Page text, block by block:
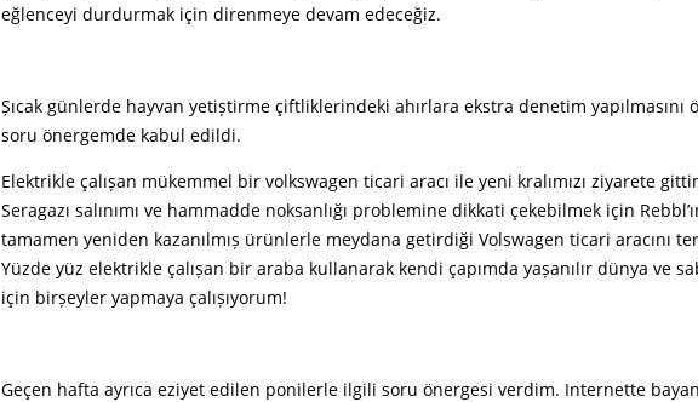
eğlenceyi durdurmak için direnmeye devam edeceğiz.
Șıcak günlerde hayvan yetiștirme çiftliklerindeki ahırlara ekstra denetim yapılmasını
soru önergemde kabul edildi.
Elektrikle çalıșan mükemmel bir volkswagen ticari aracı ile yeni kralımızı ziyarete
Seragazı salınımı ve hammadde noksanlığı problemine dikkati çekebilmek için
tamamen yeniden kazanılmıș ürünlerle meydana getirdiği Volswagen ticari aracını
Yüzde yüz elektrikle çalıșan bir araba kullanarak kendi çapımda yașanılır dünya ve
için birșeyler yapmaya çalıșıyorum!
Geçen hafta ayrıca eziyet edilen ponilerle ilgili soru önergesi verdim. Internette